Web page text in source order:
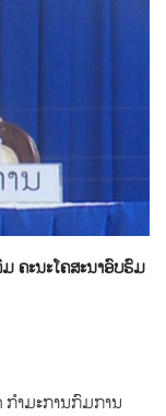
ຄະນະໂຄສະນາອົບຮົມ
ຳມະການກົມການ